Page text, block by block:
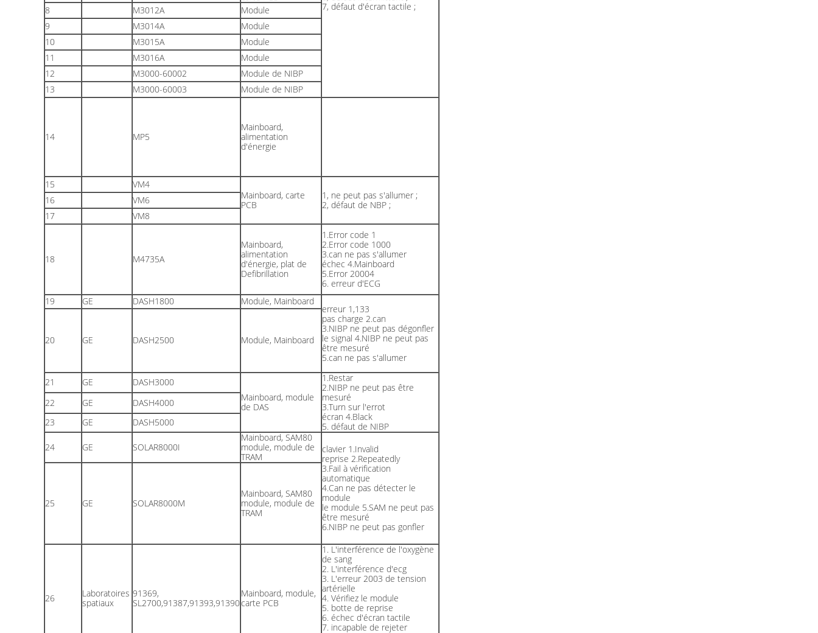
7, défaut d'écran tactile ;
8
M3012A
Module
9
M3014A
Module
10
M3015A
Module
11
M3016A
Module
12
M3000-60002
Module de NIBP
13
M3000-60003 Module de NIBP
14 MP5
Mainboard,
alimentation
d'énergie
15
VM4
Mainboard, carte
PCB
1, ne peut pas s'allumer ;
2, défaut de NBP ;
16
VM6
17
VM8
18 M4735A
Mainboard,
alimentation
d'énergie, plat de
Defibrillation
1.Error code 1
2.Error code 1000
3.can ne pas s'allumer
échec 4.Mainboard
5.Error 20004
6. erreur d'ECG
19
GE DASH1800 Module, Mainboard
erreur 1,133
pas charge 2.can
3.NIBP ne peut pas dégonfler
le signal 4.NIBP ne peut pas
être mesuré
5.can ne pas s'allumer
20 GE DASH2500 Module, Mainboard
21 GE
DASH3000
Mainboard, module
de DAS
1.Restar
2.NIBP ne peut pas être
mesuré
3.Turn sur l'errot
écran 4.Black
5. défaut de NIBP
22 GE
DASH4000
23
GE DASH5000
24 GE SOLAR8000I
Mainboard, SAM80
module, module de
TRAM
clavier 1.Invalid
reprise 2.Repeatedly
3.Fail à vérification
automatique
4.Can ne pas détecter le
module
le module 5.SAM ne peut pas
être mesuré
6.NIBP ne peut pas gonfler
25 GE SOLAR8000M
Mainboard, SAM80
module, module de
TRAM
26
Laboratoires
spatiaux
91369,
SL2700,91387,91393,91390
Mainboard, module,
carte PCB
1. L'interférence de l'oxygène
de sang
2. L'interférence d'ecg
3. L'erreur 2003 de tension
artérielle
4. Vérifiez le module
5. botte de reprise
6. échec d'écran tactile
7. incapable de rejeter